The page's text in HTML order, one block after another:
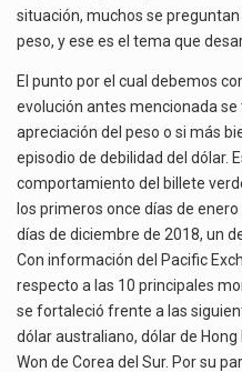
situación, muchos se
peso, y ese es el tema que
El punto por el cual debemos
evolución antes mencionada
apreciación del peso o si más
episodio de debilidad del dólar.
comportamiento del billete
los primeros once días de
días de diciembre de 2018, un
Con información del Pacific
respecto a las 10 principales
se fortaleció frente a las
dólar australiano, dólar de
Won de Corea del Sur. Por su